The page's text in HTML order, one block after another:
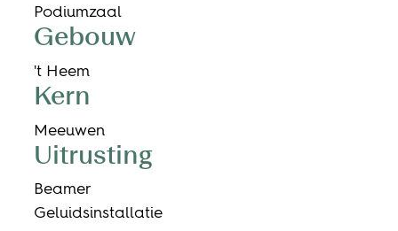
Podiumzaal
Gebouw
't Heem
Kern
Meeuwen
Uitrusting
Beamer
Geluidsinstallatie